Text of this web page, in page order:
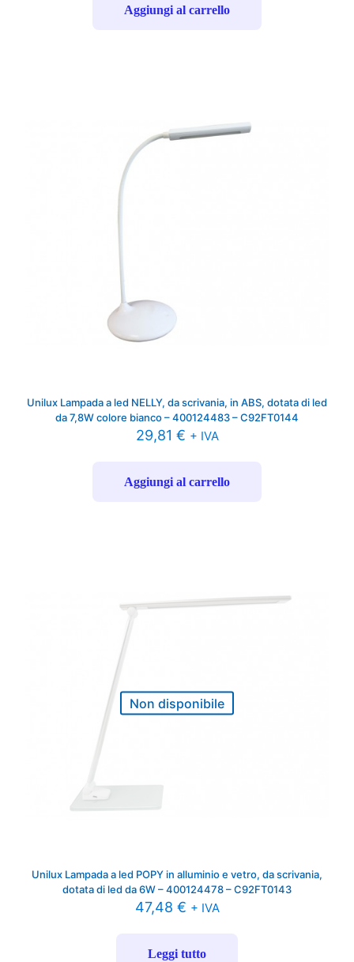
Aggiungi al carrello
Unilux Lampada a led NELLY, da scrivania, in ABS, dotata di led
da 7,8W colore bianco – 400124483 – C92FT0144
29,81 € + IVA
Aggiungi al carrello
Non disponibile
Unilux Lampada a led POPY in alluminio e vetro, da scrivania,
dotata di led da 6W – 400124478 – C92FT0143
47,48 € + IVA
Leggi tutto